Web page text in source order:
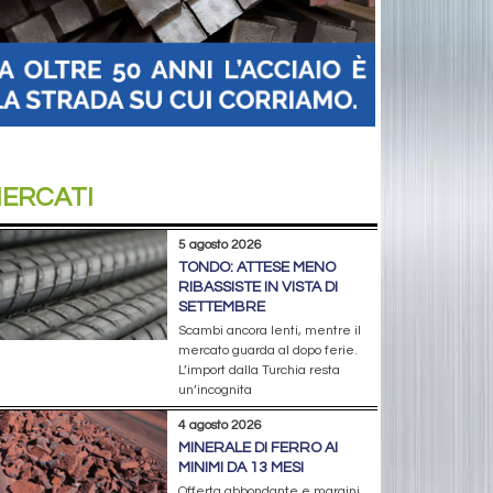
5 agosto 2026
TONDO: ATTESE MENO
RIBASSISTE IN VISTA DI
SETTEMBRE
Scambi ancora lenti, mentre il
mercato guarda al dopo ferie.
L’import dalla Turchia resta
un’incognita
4 agosto 2026
MINERALE DI FERRO AI
MINIMI DA 13 MESI